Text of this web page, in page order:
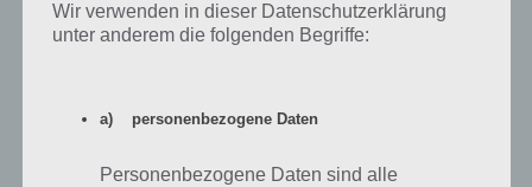
Schaue in den Android Einstellungen in die
Wir verwenden in dieser Datenschutzerklärung
unter anderem die folgenden Begriffe:
a) personenbezogene Daten
Personenbezogene Daten sind alle